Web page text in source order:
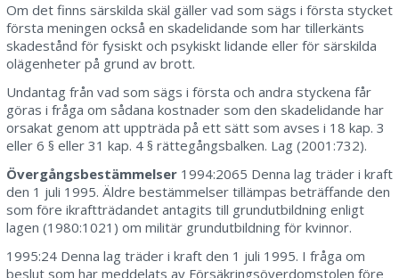
Om det finns särskilda skäl gäller vad som sägs i första stycket
första meningen också en skadelidande som har tillerkänts
skadestånd för fysiskt och psykiskt lidande eller för särskilda
olägenheter på grund av brott.
Undantag från vad som sägs i första och andra styckena får
göras i fråga om sådana kostnader som den skadelidande har
orsakat genom att uppträda på ett sätt som avses i 18 kap. 3
eller 6 § eller 31 kap. 4 § rättegångsbalken. Lag (2001:732).
Övergångsbestämmelser 1994:2065 Denna lag träder i kraft
den 1 juli 1995. Äldre bestämmelser tillämpas beträffande den
som före ikraftträdandet antagits till grundutbildning enligt
lagen (1980:1021) om militär grundutbildning för kvinnor.
1995:24 Denna lag träder i kraft den 1 juli 1995. I fråga om
beslut som har meddelats av Försäkringsöverdomstolen före